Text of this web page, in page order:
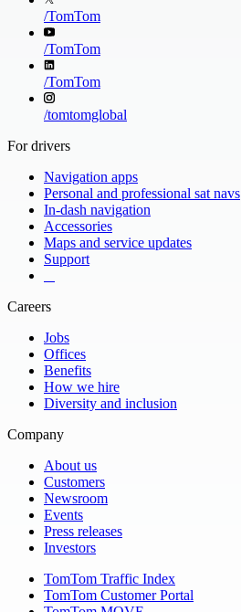
/TomTom
/TomTom
/TomTom
/tomtomglobal
For drivers
Navigation apps
Personal and professional sat navs
In-dash navigation
Accessories
Maps and service updates
Support
Careers
Jobs
Offices
Benefits
How we hire
Diversity and inclusion
Company
About us
Customers
Newsroom
Events
Press releases
Investors
TomTom Traffic Index
TomTom Customer Portal